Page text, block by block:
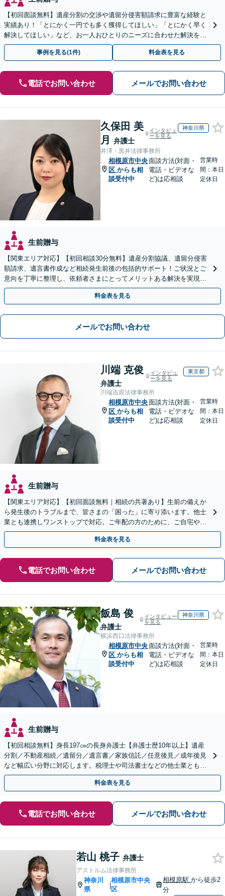
【初回面談無料】遺産分割の交渉や遺留分侵害額請求に豊富な経験と
実績あり！「とにかく一円でも多く獲得してほしい」「とにかく早く
解決してほしい」など、お一人おひとりのニーズに合わせた解決を目
指します【WEB面談可】
事例を見る(1件) 料金表を見る
電話でお問い合わせ メールでお問い合わせ
久保田 美
月
弁護士
インタビュ
ーを見る
神奈川県
井澤・黒井法律事務所
相模原市中央
区 からも相
談受付中
面談方法(対面・
電話・ビデオな
ど)は応相談
営業時
間：本日
定休日
生前贈与
【関東エリア対応】【初回相談30分無料】遺産分割協議、遺留分侵害
額請求、遺言書作成など相続発生前後の包括的サポート！ご状況とご
意向を丁寧に整理し、依頼者さまにとってメリットある解決を実現で
きるよう尽力します【休日・夜間相談対応（要予約）】
料金表を見る
メールでお問い合わせ
川端 克俊
弁護士
インタビュ
ーを見る
東京都
川端吉原法律事務所
相模原市中央
区 からも相
談受付中
面談方法(対面・
電話・ビデオな
ど)は応相談
営業時
間：本日
定休日
生前贈与
【関東エリア対応】【初回面談無料｜相続の共著あり】生前の備えか
ら発生後のトラブルまで、皆さまの「困った」に寄り添います。他士
業とも連携しワンストップで対応。ご年配の方のために、ご自宅やご
近所への出張相談も実施【秘密厳守｜休日・夜間相談可】
料金表を見る
電話でお問い合わせ メールでお問い合わせ
飯島 俊
弁護士
インタビュー
を見る
神奈川県
横浜西口法律事務所
相模原市中央
区 からも相
談受付中
面談方法(対面・
電話・ビデオな
ど)は応相談
営業時
間：本日
定休日
生前贈与
【初回相談無料】身長197㎝の長身弁護士【弁護士歴10年以上】遺産
分割／不動産相続／遺留分／遺言書／家族信託／任意後見／成年後見
など幅広い分野に対応します。税理士や司法書士などの他士業とも連
携【出張相談】【夜間・休日面談】【横浜駅7分】
料金表を見る
電話でお問い合わせ メールでお問い合わせ
若山 桃子 弁護士
アストルム法律事務所
神奈川
県
|
相模原市中央
区
相模原駅から徒歩2
分